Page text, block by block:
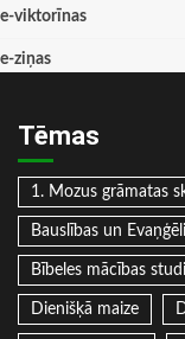
e-viktorīnas
e-ziņas
Tēmas
1. Mozus grāmatas
Bauslības un
Bībeles mācības
Dienišķā maize